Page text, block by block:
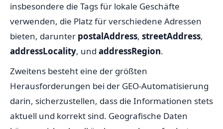
insbesondere die Tags für lokale Geschäfte
verwenden, die Platz für verschiedene Adressen
bieten, darunter postalAddress, streetAddress,
addressLocality, und addressRegion.
Zweitens besteht eine der größten
Herausforderungen bei der GEO-Automatisierung
darin, sicherzustellen, dass die Informationen stets
aktuell und korrekt sind. Geografische Daten